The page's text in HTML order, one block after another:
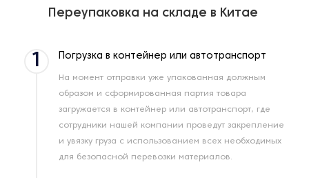
Переупаковка на складе в Китае
1 Погрузка в контейнер или автотранспорт
На момент отправки уже упакованная должным
образом и сформированная партия товара
загружается в контейнер или автотранспорт, где
сотрудники нашей компании проведут закрепление
и увязку груза с использованием всех необходимых
для безопасной перевозки материалов.